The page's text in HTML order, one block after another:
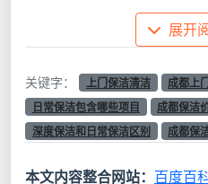
务。根据行业通行标准，日
对居室内地面、墙面、顶棚
进行针对性的处理，以达到
保养的目的。
工作内容：
展开
关键字： 上门保洁清洁
成都上
日常保洁包含哪些项目
成都保洁
深度保洁和日常保洁区别
成都保
本文内容整合网站： 百度百